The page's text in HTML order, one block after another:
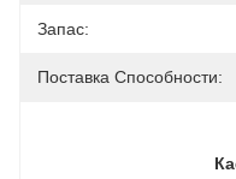
Запас:
Поставка Способности: